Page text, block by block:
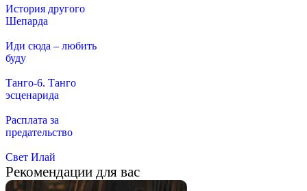
История другого
Шепарда
Иди сюда – любить
буду
Танго-6. Танго
эсценарида
Расплата за
предательство
Свет Илай
Рекомендации для вас